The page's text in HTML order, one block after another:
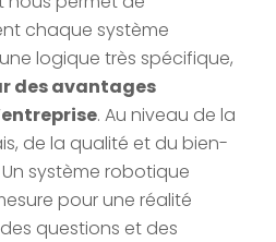
chaque système
logique très spécifique,
des avantages
. Au niveau de la
de la qualité et du bien-
système robotique
pour une réalité
questions et des